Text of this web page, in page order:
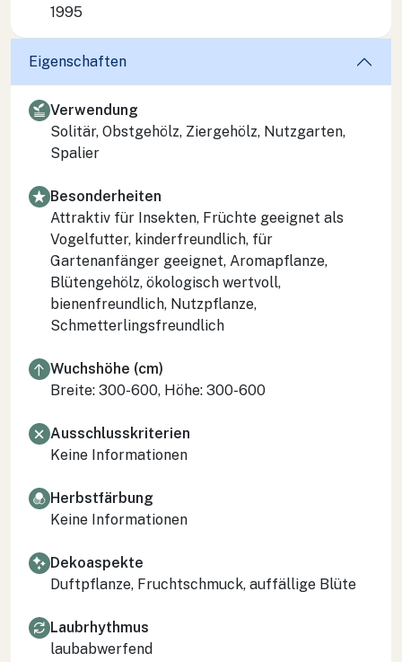
1995
Eigenschaften
Verwendung
Solitär, Obstgehölz, Ziergehölz, Nutzgarten,
Spalier
Besonderheiten
Attraktiv für Insekten, Früchte geeignet als
Vogelfutter, kinderfreundlich, für
Gartenanfänger geeignet, Aromapflanze,
Blütengehölz, ökologisch wertvoll,
bienenfreundlich, Nutzpflanze,
Schmetterlingsfreundlich
Wuchshöhe (cm)
Breite: 300-600, Höhe: 300-600
Ausschlusskriterien
Keine Informationen
Herbstfärbung
Keine Informationen
Dekoaspekte
Duftpflanze, Fruchtschmuck, auffällige Blüte
Laubrhythmus
laubabwerfend